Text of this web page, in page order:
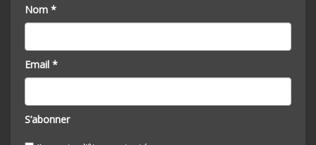
Nom *
Email *
S’abonner